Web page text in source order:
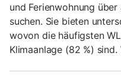
und Ferienwohnung
suchen. Sie bieten
wovon die häufigsten
Klimaanlage (82 %)